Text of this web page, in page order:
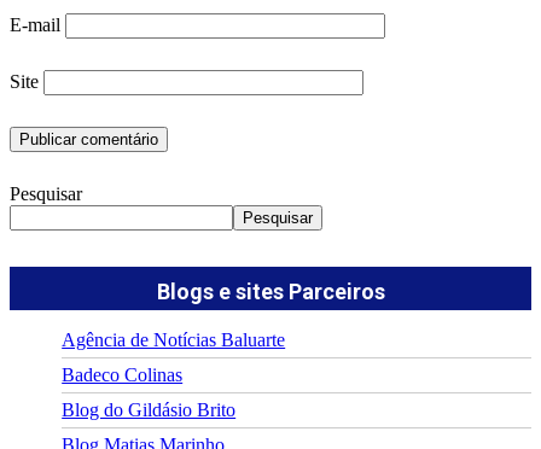
E-mail
Site
Pesquisar
Pesquisar
Blogs e sites Parceiros
Agência de Notícias Baluarte
Badeco Colinas
Blog do Gildásio Brito
Blog Matias Marinho